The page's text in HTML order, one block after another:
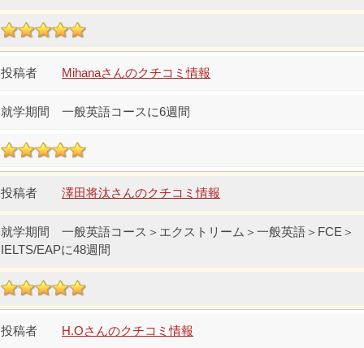
Mihanaさんのクチコミ情報
一般英語コースに6週間
澤田将汰さんのクチコミ情報
一般英語コース＞エクストリーム＞一般英語＞FCE＞
IELTS/EAPに48週間
H.Oさんのクチコミ情報